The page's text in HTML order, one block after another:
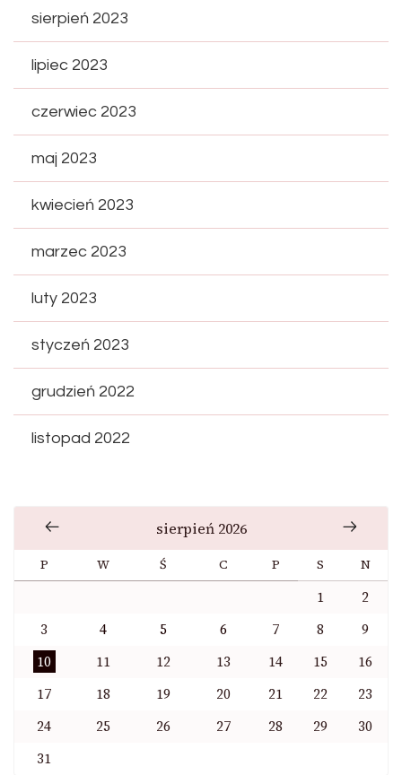
sierpień 2023
lipiec 2023
czerwiec 2023
maj 2023
kwiecień 2023
marzec 2023
luty 2023
styczeń 2023
grudzień 2022
listopad 2022
sierpień 2026
P W Ś C P S N
1
2
3
4 5 6 7 8
9
10
11 12 13 14 15
16
17
18 19 20 21 22
23
24
25 26 27 28 29
30
31